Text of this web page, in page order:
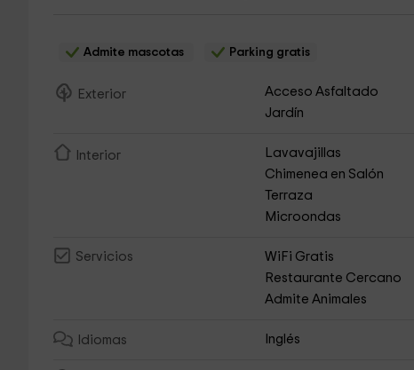
Admite mascotas Parking gratis
Exterior Acceso Asfaltado
Jardín
Interior Lavavajillas
Chimenea en Salón
Terraza
Microondas
Servicios WiFi Gratis
Restaurante Cercano
Admite Animales
Idiomas Inglés